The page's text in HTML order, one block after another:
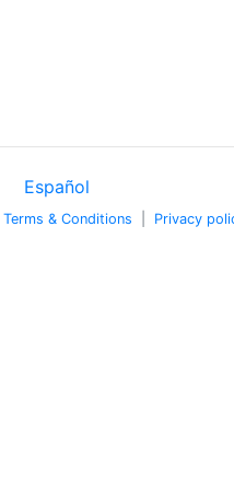
Español
Terms & Conditions Privacy